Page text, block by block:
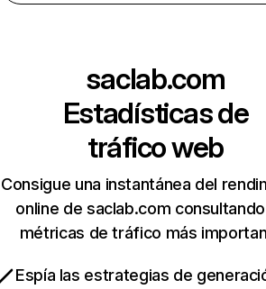
saclab.com
Estadísticas de
tráfico web
Consigue una instantánea del
online de saclab.com
métricas de tráfico más
Espía las estrategias de